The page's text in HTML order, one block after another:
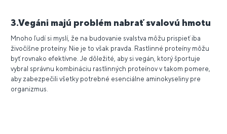
3.Vegáni majú problém nabrať svalovú hmotu
Mnoho ľudí si myslí, že na budovanie svalstva môžu prispieť iba
živočíšne proteíny. Nie je to však pravda. Rastlinné proteíny môžu
byť rovnako efektívne. Je dôležité, aby si vegán, ktorý športuje
vybral správnu kombináciu rastlinných proteínov v takom pomere,
aby zabezpečili všetky potrebné esenciálne aminokyseliny pre
organizmus.